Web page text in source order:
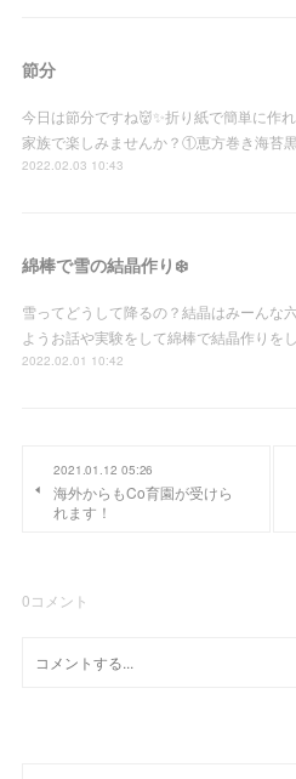
節分
今日は節分ですね👹✨折り紙で簡単に作
家族で楽しみませんか？①恵方巻き海苔
2022.02.03 10:43
綿棒で雪の結晶作り❄️
雪ってどうして降るの？結晶はみーんな
ようお話や実験をして綿棒で結晶作りを
2022.02.01 10:42
2021.01.12 05:26
海外からもCo育園が受けら
れます！
0コメント